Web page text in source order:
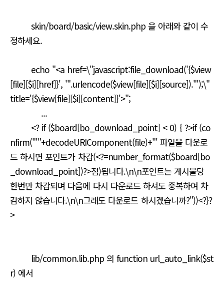
skin/board/basic/view.skin.php 을 아래와 같이 수
정하세요.
echo "<a href=\"javascript:file_download('{$view
[file][$i][href]}', '".urlencode($view[file][$i][source])."');\"
title='{$view[file][$i][content]}'>";
...
<? if ($board[bo_download_point] < 0) { ?>if (co
nfirm("'"+decodeURIComponent(file)+"' 파일을 다운로
드 하시면 포인트가 차감(<?=number_format($board[bo
_download_point])?>점)됩니다.\n\n포인트는 게시물당
한번만 차감되며 다음에 다시 다운로드 하셔도 중복하여 차
감하지 않습니다.\n\n그래도 다운로드 하시겠습니까?"))<?}?
>
lib/common.lib.php 의 function url_auto_link($st
r) 에서